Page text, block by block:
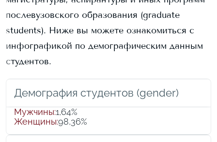
послевузовского образования (graduate
students). Ниже вы можете ознакомиться с
инфографикой по демографическим данным
студентов.
Демография студентов (gender)
Мужчины:1,64%
Женщины:98,36%